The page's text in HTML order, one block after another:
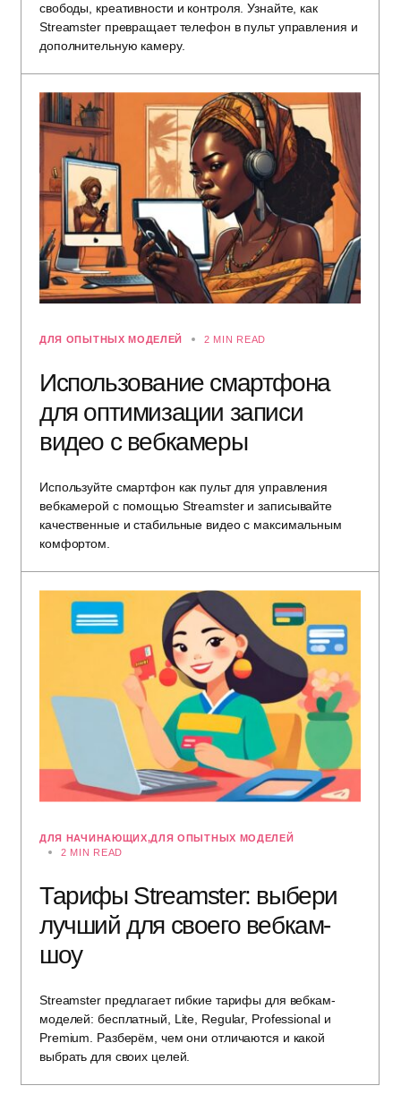
свободы, креативности и контроля. Узнайте, как
Streamster превращает телефон в пульт управления и
дополнительную камеру.
ДЛЯ ОПЫТНЫХ МОДЕЛЕЙ 2 MIN READ
Использование смартфона
для оптимизации записи
видео с вебкамеры
Используйте смартфон как пульт для управления
вебкамерой с помощью Streamster и записывайте
качественные и стабильные видео с максимальным
комфортом.
ДЛЯ НАЧИНАЮЩИХ ДЛЯ ОПЫТНЫХ МОДЕЛЕЙ
2 MIN READ
Тарифы Streamster: выбери
лучший для своего вебкам-
шоу
Streamster предлагает гибкие тарифы для вебкам-
моделей: бесплатный, Lite, Regular, Professional и
Premium. Разберём, чем они отличаются и какой
выбрать для своих целей.